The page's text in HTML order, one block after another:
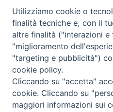
MODULISTICA
WEBMAIL
RENDICONTO 8X1000
Utilizziamo cookie o
finalità tecniche e, con il
altre finalità ("interazioni e
"miglioramento
"targeting e pubblicità")
cookie policy.
Cliccando su "accetta"
cookie. Cliccando su
maggiori informazioni sui